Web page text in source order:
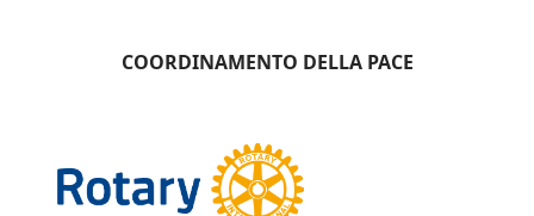
COORDINAMENTO DELLA PACE